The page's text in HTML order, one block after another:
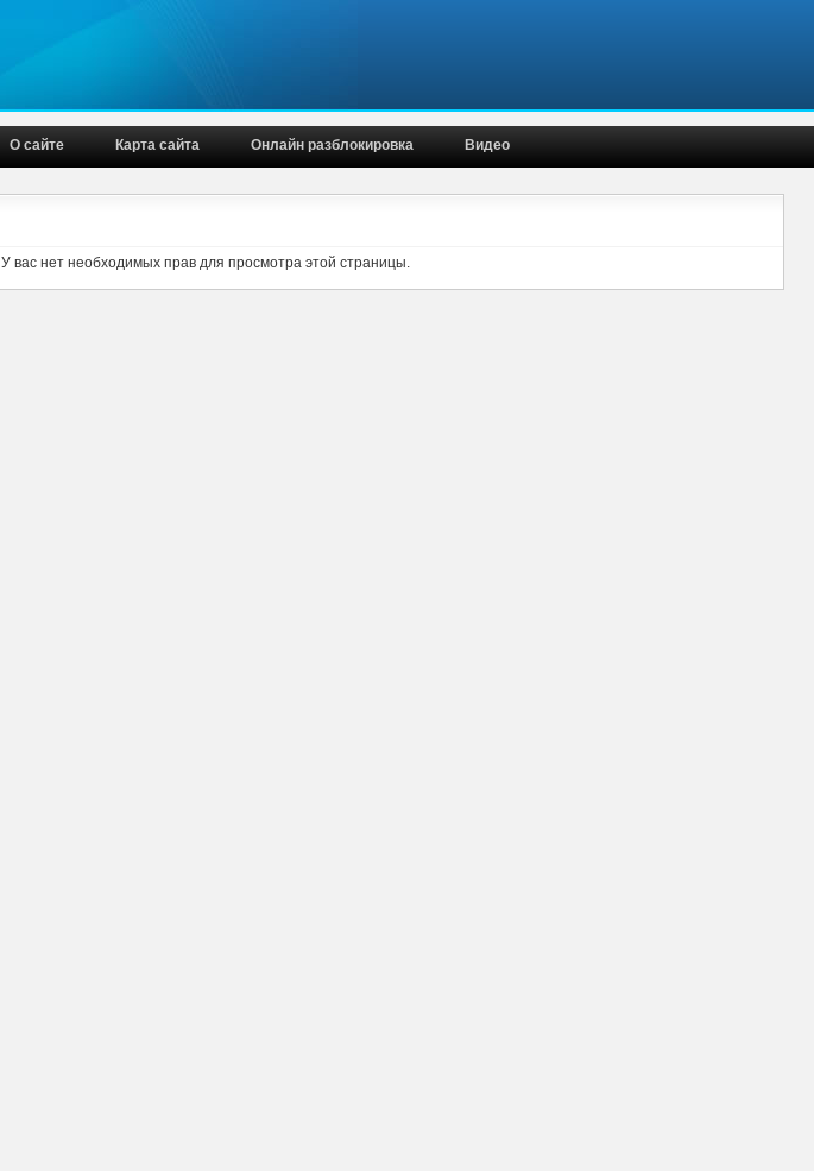
О сайте Карта сайта Онлайн разблокировка Видео
У вас нет необходимых прав для просмотра этой страницы.